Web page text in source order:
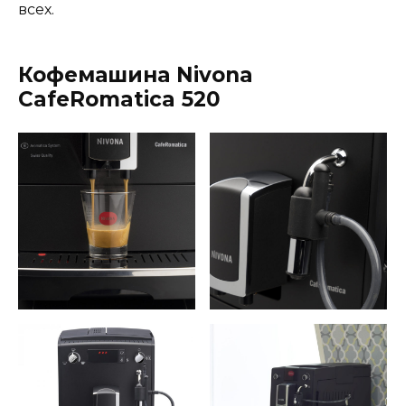
всех.
Кофемашина Nivona
CafeRomatica 520